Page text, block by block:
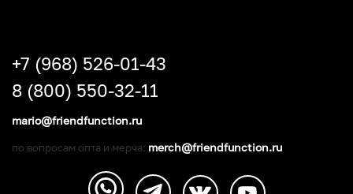
+7 (968) 526-01-43
8 (800) 550-32-11
mario@friendfunction.ru
по вопросам опта и мерча: merch@friendfunction.ru